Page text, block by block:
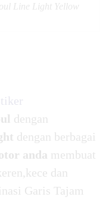
Line Light Yellow
dengan
dengan berbagai
anda membuat
dan
Garis Tajam